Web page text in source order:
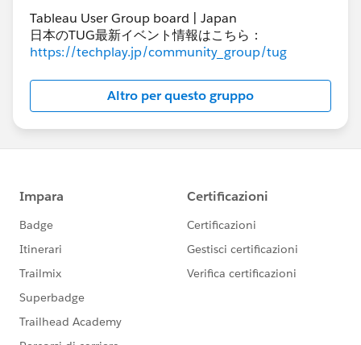
がグラフでの表示になってしまい、表のままの表現方法
がわからない状況です。
もし知識ございましたら教えて頂けますと幸いで
Tableau User Group board | Japan
日本のTUG最新イベント情報はこちら：
https://techplay.jp/community_group/tug
Altro per questo gruppo